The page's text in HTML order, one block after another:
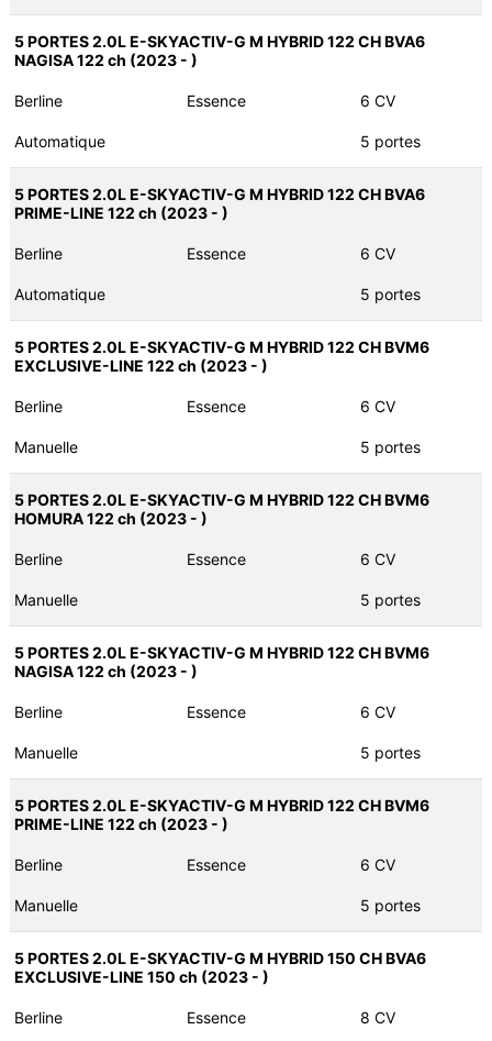
5 PORTES 2.0L E-SKYACTIV-G M HYBRID 122 CH BVA6
NAGISA 122 ch (2023 - )
Berline Essence 6 CV
Automatique 5 portes
5 PORTES 2.0L E-SKYACTIV-G M HYBRID 122 CH BVA6
PRIME-LINE 122 ch (2023 - )
Berline Essence 6 CV
Automatique 5 portes
5 PORTES 2.0L E-SKYACTIV-G M HYBRID 122 CH BVM6
EXCLUSIVE-LINE 122 ch (2023 - )
Berline Essence 6 CV
Manuelle 5 portes
5 PORTES 2.0L E-SKYACTIV-G M HYBRID 122 CH BVM6
HOMURA 122 ch (2023 - )
Berline Essence 6 CV
Manuelle 5 portes
5 PORTES 2.0L E-SKYACTIV-G M HYBRID 122 CH BVM6
NAGISA 122 ch (2023 - )
Berline Essence 6 CV
Manuelle 5 portes
5 PORTES 2.0L E-SKYACTIV-G M HYBRID 122 CH BVM6
PRIME-LINE 122 ch (2023 - )
Berline Essence 6 CV
Manuelle 5 portes
5 PORTES 2.0L E-SKYACTIV-G M HYBRID 150 CH BVA6
EXCLUSIVE-LINE 150 ch (2023 - )
Berline Essence 8 CV